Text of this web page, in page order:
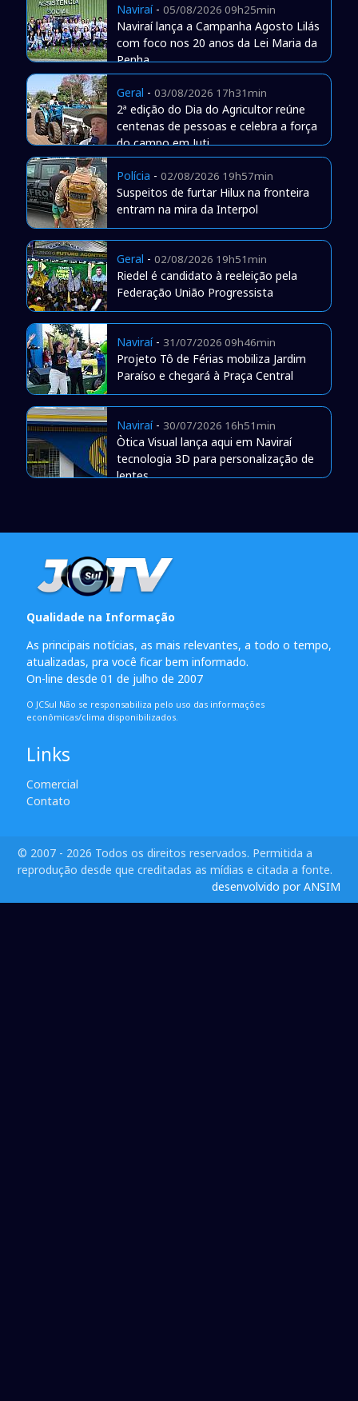
Naviraí- 05/08/2026 09h25min
Naviraí lança a Campanha Agosto Lilás
com foco nos 20 anos da Lei Maria da
Penha
Geral - 03/08/2026 17h31min
2ª edição do Dia do Agricultor reúne
centenas de pessoas e celebra a força
do campo em Juti
Polícia - 02/08/2026 19h57min
Suspeitos de furtar Hilux na fronteira
entram na mira da Interpol
Geral - 02/08/2026 19h51min
Riedel é candidato à reeleição pela
Federação União Progressista
Naviraí- 31/07/2026 09h46min
Projeto Tô de Férias mobiliza Jardim
Paraíso e chegará à Praça Central
Naviraí- 30/07/2026 16h51min
Òtica Visual lança aqui em Naviraí
tecnologia 3D para personalização de
lentes
Qualidade na Informação
As principais notícias, as mais relevantes, a todo o tempo,
atualizadas, pra você ficar bem informado.
On-line desde 01 de julho de 2007
O JCSul Não se responsabiliza pelo uso das informações
econômicas/clima disponibilizados.
Links
Comercial
Contato
© 2007 - 2026 Todos os direitos reservados. Permitida a
reprodução desde que creditadas as mídias e citada a fonte.
desenvolvido por ANSIM